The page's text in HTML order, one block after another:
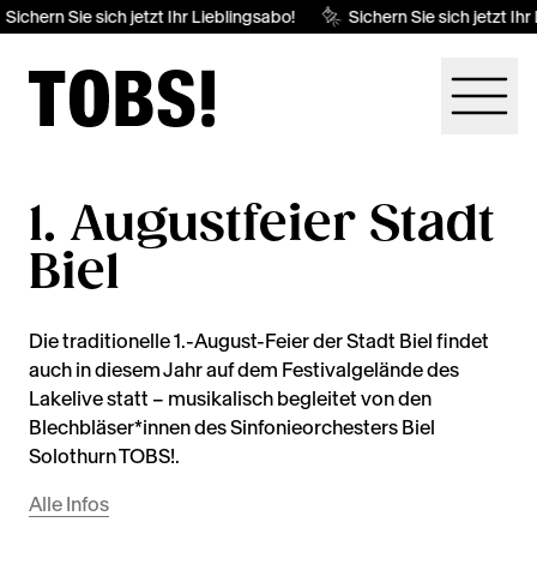
Sichern Sie sich jetzt Ihr Lieblingsabo! Sichern Sie sich jetzt Ihr
1. Augustfeier Stadt
Biel
Die traditionelle 1.-August-Feier der Stadt Biel findet
auch in diesem Jahr auf dem Festivalgelände des
Lakelive statt – musikalisch begleitet von den
Blechbläser*innen des Sinfonieorchesters Biel
Solothurn TOBS!.
Alle Infos